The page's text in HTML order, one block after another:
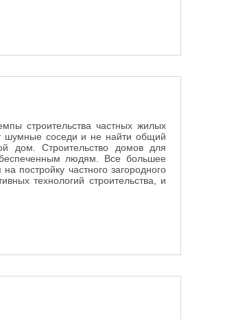
строительства частных жилых
шумные соседи и не найти общий
дом. Строительство домов для
людям. Все большее
постройку частного загородного
технологий строительства, и